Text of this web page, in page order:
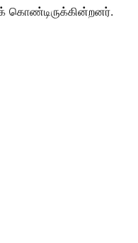
கொண்டிருக்கின்றனர்.